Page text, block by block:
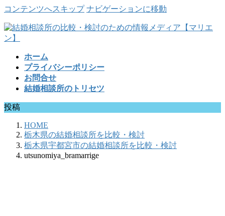
コンテンツへスキップ ナビゲーションに移動
ホーム
プライバシーポリシー
お問合せ
結婚相談所のトリセツ
投稿
HOME
栃木県の結婚相談所を比較・検討
栃木県宇都宮市の結婚相談所を比較・検討
utsunomiya_bramarrige